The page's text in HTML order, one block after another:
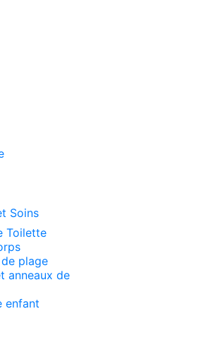
Soins
Toilette
plage
anneaux de
enfant